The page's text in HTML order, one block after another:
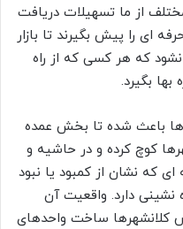
از ما تسهیلات دریافت
ای را پیش بگیرند تا بازار
نشود که هر کسی که از راه
بگیرد.
باعث شده تا بخش عمده
کوچ کرده و در حاشیه و
که نشان از کمبود یا نبود
نشینی دارد. واقعیت آن
کلانشهرها ساخت واحدهای